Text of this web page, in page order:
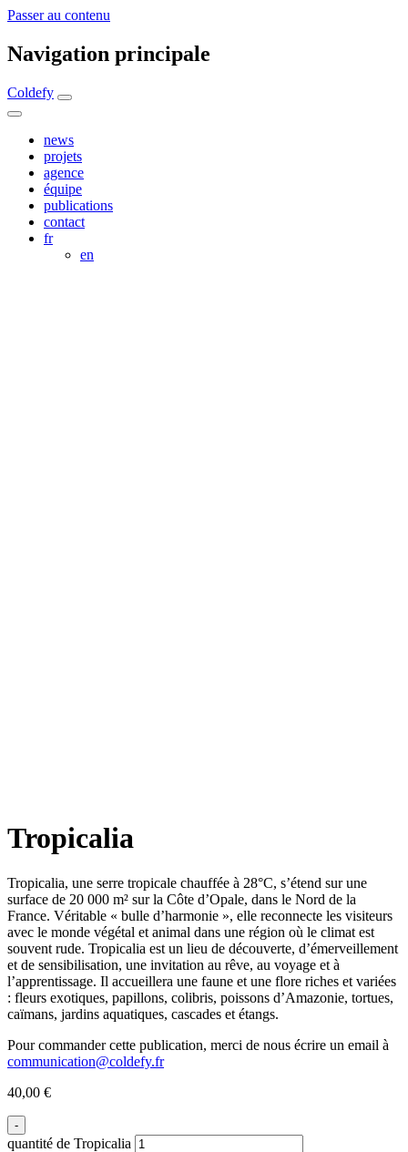
Passer au contenu
Navigation principale
Coldefy
news
projets
agence
équipe
publications
contact
fr
en
Tropicalia
Tropicalia, une serre tropicale chauffée à 28°C, s’étend sur une
surface de 20 000 m² sur la Côte d’Opale, dans le Nord de la
France. Véritable « bulle d’harmonie », elle reconnecte les visiteurs
avec le monde végétal et animal dans une région où le climat est
souvent rude. Tropicalia est un lieu de découverte, d’émerveillement
et de sensibilisation, une invitation au rêve, au voyage et à
l’apprentissage. Il accueillera une faune et une flore riches et variées
: fleurs exotiques, papillons, colibris, poissons d’Amazonie, tortues,
caïmans, jardins aquatiques, cascades et étangs.
Pour commander cette publication, merci de nous écrire un email à
communication@coldefy.fr
40,00 €
-
quantité de Tropicalia